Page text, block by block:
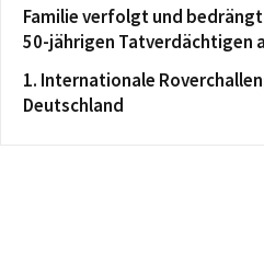
Familie verfolgt und
50-jährigen Tatverdächtigen
1. Internationale
Deutschland